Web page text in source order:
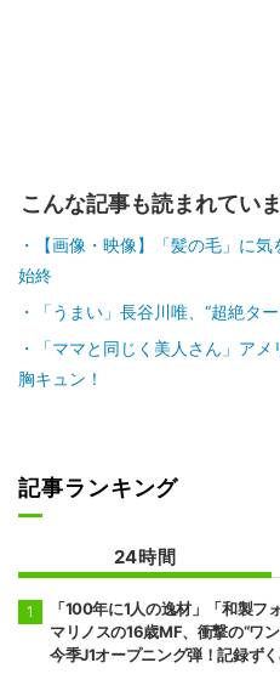
こんな記事も読まれてい
【画像・映像】「髪の毛」に
始終
「うまい」長谷川唯、“超絶タ
「ママと同じく美人さん」ア
胸キュン！
記事ランキング
24時間
「100年に1人の逸材」「和製フ
マリノスの16歳MF、衝撃の“ワ
今季J1オープニング弾！記録ず